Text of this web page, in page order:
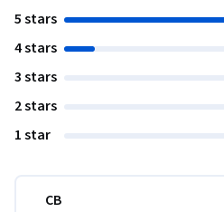
5 stars
4 stars
3 stars
2 stars
1 star
CB